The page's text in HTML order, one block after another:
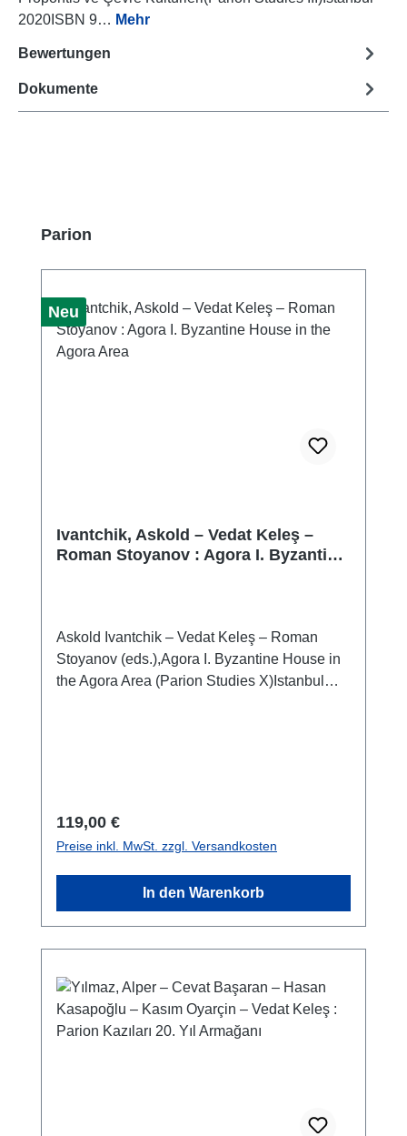
2020ISBN 9… Mehr
Bewertungen
Dokumente
Produktgalerie überspringen
Parion
Neu
Ivantchik, Askold – Vedat Keleş –
Roman Stoyanov : Agora I. Byzantine
Askold Ivantchik – Vedat Keleş – Roman
Stoyanov (eds.),Agora I. Byzantine House in
the Agora Area (Parion Studies X)Istanbul
Regulärer Preis:
119,00 €
Preise inkl. MwSt. zzgl. Versandkosten
In den Warenkorb